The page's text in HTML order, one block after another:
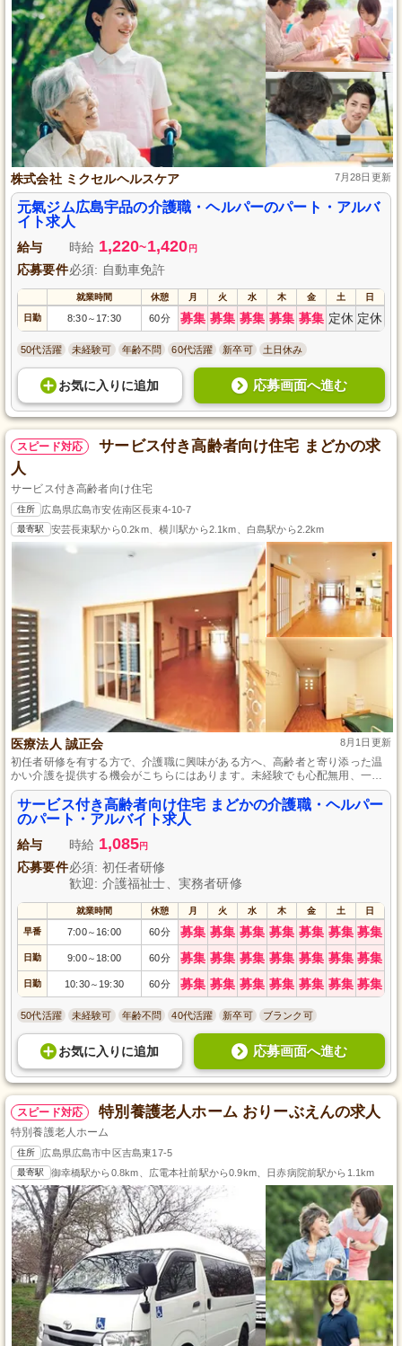
株式会社 ミクセルヘルスケア 7月28日更新
元氣ジム広島宇品の介護職・ヘルパーのパート・アルバ
イト求人
給与 時給 1,220~1,420 円
応募要件必須: 自動車免許
就業時間 休憩 月 火 水 木 金 土 日
日勤 8:30～ 17:30 60分 募集 募集 募集 募集 募集 定休 定休
50代活躍 未経験可 年齢不問 60代活躍 新卒可 土日休み
お気に入り に追加 応募画面へ進む
スピード対応
サービス付き高齢者向け住宅 まどかの求
人
サービス付き高齢者向け住宅
住所 広島県広島市安佐南区長束4-10-7
最寄駅 安芸長束駅から0.2km、横川駅から2.1km、白島駅から2.2km
医療法人 誠正会 8月1日更新
初任者研修を有する方で、介護職に興味がある方へ、高齢者と寄り添った温
かい介護を提供する機会がこちらにはあります。未経験でも心配無用、一か
ら丁寧に指導し、あなたが無理なく働きながら成長できる職場環境を整えて
います。高齢者の笑顔と安心を一緒に創りませんか？
サービス付き高齢者向け住宅 まどかの介護職・ヘルパー
のパート・アルバイト求人
給与 時給 1,085円
応募要件必須: 初任者研修
歓迎: 介護福祉士、実務者研修
就業時間 休憩 月 火 水 木 金 土 日
早番 7:00～ 16:00 60分 募集 募集 募集 募集 募集 募集 募集
日勤 9:00～ 18:00 60分 募集 募集 募集 募集 募集 募集 募集
日勤 10:30～ 19:30 60分 募集 募集 募集 募集 募集 募集 募集
50代活躍 未経験可 年齢不問 40代活躍 新卒可 ブランク可
お気に入り に追加 応募画面へ進む
スピード対応 特別養護老人ホーム おりーぶえんの求人
特別養護老人ホーム
住所 広島県広島市中区吉島東17-5
最寄駅 御幸橋駅から0.8km、広電本社前駅から0.9km、日赤病院前駅から1.1km